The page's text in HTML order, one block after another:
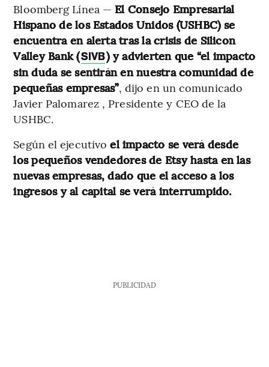
Bloomberg Línea — El Consejo Empresarial
Hispano de los Estados Unidos (USHBC) se
encuentra en alerta tras la crisis de Silicon
Valley Bank (SIVB) y advierten que “el impacto
sin duda se sentirán en nuestra comunidad de
pequeñas empresas”, dijo en un comunicado
Javier Palomarez , Presidente y CEO de la
USHBC.
Según el ejecutivoel impacto se verá desde
los pequeños vendedores de Etsy hasta en las
nuevas empresas, dado que el acceso a los
ingresos y al capital se verá interrumpido.
PUBLICIDAD